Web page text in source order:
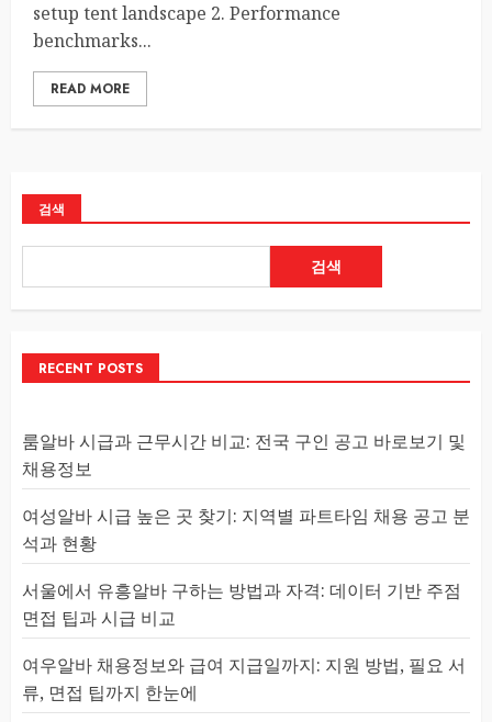
setup tent landscape 2. Performance
benchmarks...
READ MORE
검색
검색
RECENT POSTS
룸알바 시급과 근무시간 비교: 전국 구인 공고 바로보기 및
채용정보
여성알바 시급 높은 곳 찾기: 지역별 파트타임 채용 공고 분
석과 현황
서울에서 유흥알바 구하는 방법과 자격: 데이터 기반 주점
면접 팁과 시급 비교
여우알바 채용정보와 급여 지급일까지: 지원 방법, 필요 서
류, 면접 팁까지 한눈에